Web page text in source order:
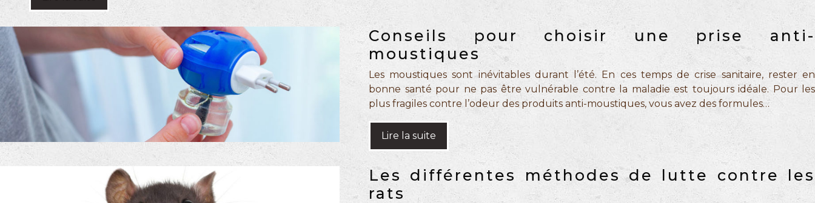
Conseils pour choisir une prise anti-
moustiques
Les moustiques sont inévitables durant l’été. En ces temps de crise sanitaire, rester en
bonne santé pour ne pas être vulnérable contre la maladie est toujours idéale. Pour les
plus fragiles contre l’odeur des produits anti-moustiques, vous avez des formules…
Lire la suite
Les différentes méthodes de lutte contre les
rats